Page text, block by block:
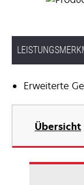
Erweiterte
Übersicht